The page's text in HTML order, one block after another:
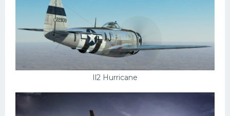
Il2 Hurricane